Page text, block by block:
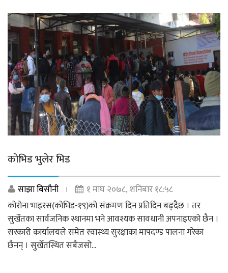
कोभिड भुलेर भिड
साझा बिसौनी
१ माघ २०७८, शनिबार १८:५८
कोरोना भाइरस(कोभिड-१९)को संक्रमण दिन प्रतिदिन बढ्दैछ । तर
सुर्खेतका सार्वजनिक स्थानमा भने आवश्यक सावधानी अपनाइएको छैन ।
सरकारी कार्यालयले समेत स्वास्थ्य सुरक्षाका मापदण्ड पालना गरेका
छैनन् । सुर्खेतस्थित सबैजसो...